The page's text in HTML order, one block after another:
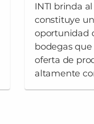
INTI brinda
constituye
oportunidad
bodegas
oferta de
altamente